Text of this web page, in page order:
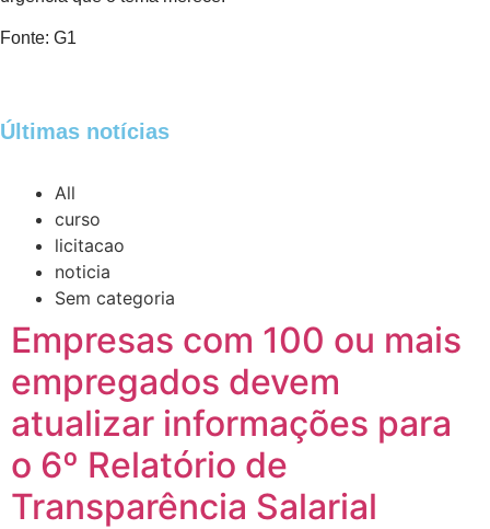
Fonte: G1
Últimas notícias
All
curso
licitacao
noticia
Sem categoria
Empresas com 100 ou mais
empregados devem
atualizar informações para
o 6º Relatório de
Transparência Salarial